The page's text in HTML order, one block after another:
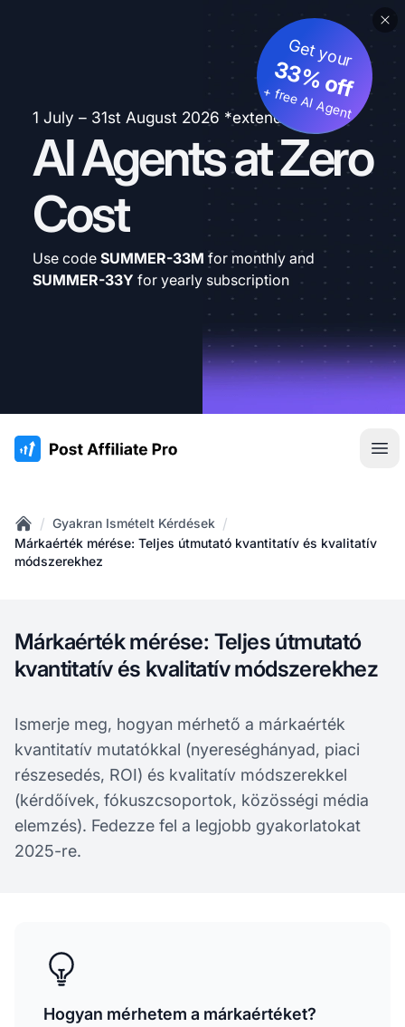
1 July – 31st August 2026 *extended
AI Agents at Zero
Cost
Get your
33% off
+ free AI Agent
Use code SUMMER-33M for monthly and
SUMMER-33Y for yearly subscription
:site.title
Home
/ Gyakran Ismételt Kérdések /
Márkaérték mérése: Teljes útmutató kvantitatív és kvalitatív
módszerekhez
Márkaérték mérése: Teljes útmutató
kvantitatív és kvalitatív módszerekhez
Ismerje meg, hogyan mérhető a márkaérték
kvantitatív mutatókkal (nyereséghányad, piaci
részesedés, ROI) és kvalitatív módszerekkel
(kérdőívek, fókuszcsoportok, közösségi média
elemzés). Fedezze fel a legjobb gyakorlatokat
2025-re.
Hogyan mérhetem a márkaértéket?